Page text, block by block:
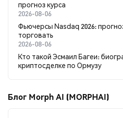
прогноз курса
2026-08-06
Фьючерсы Nasdaq 2026:
торговать
2026-08-06
Кто такой Эсмаил Багеи:
криптосделке по Ормузу
Блог Morph AI (MORPHAI)